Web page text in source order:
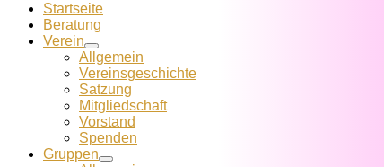
Startseite
Beratung
Verein
Allgemein
Vereins­geschichte
Satzung
Mitglied­schaft
Vorstand
Spenden
Gruppen